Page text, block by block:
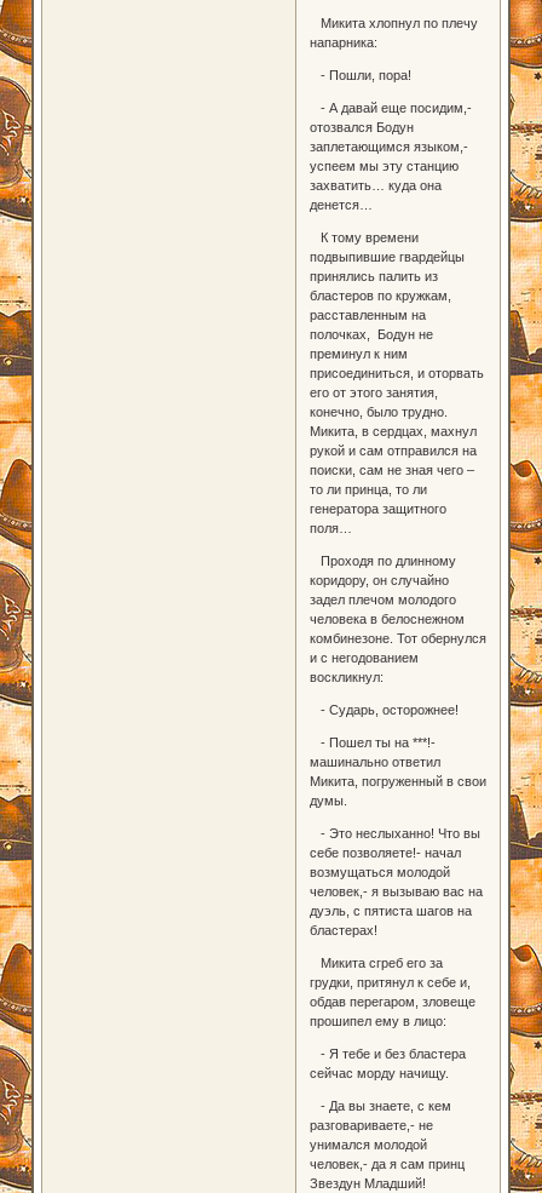
Микита хлопнул по плечу
напарника:
- Пошли, пора!
- А давай еще посидим,-
отозвался Бодун
заплетающимся языком,-
успеем мы эту станцию
захватить… куда она
денется…
К тому времени
подвыпившие гвардейцы
принялись палить из
бластеров по кружкам,
расставленным на
полочках, Бодун не
преминул к ним
присоединиться, и оторвать
его от этого занятия,
конечно, было трудно.
Микита, в сердцах, махнул
рукой и сам отправился на
поиски, сам не зная чего –
то ли принца, то ли
генератора защитного
поля…
Проходя по длинному
коридору, он случайно
задел плечом молодого
человека в белоснежном
комбинезоне. Тот обернулся
и с негодованием
воскликнул:
- Сударь, осторожнее!
- Пошел ты на ***!-
машинально ответил
Микита, погруженный в свои
думы.
- Это неслыханно! Что вы
себе позволяете!- начал
возмущаться молодой
человек,- я вызываю вас на
дуэль, с пятиста шагов на
бластерах!
Микита сгреб его за
грудки, притянул к себе и,
обдав перегаром, зловеще
прошипел ему в лицо:
- Я тебе и без бластера
сейчас морду начищу.
- Да вы знаете, с кем
разговариваете,- не
унимался молодой
человек,- да я сам принц
Звездун Младший!